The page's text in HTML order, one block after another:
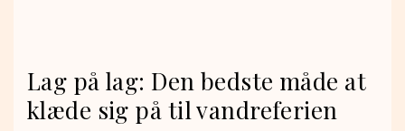
Lag på lag: Den bedste måde at
klæde sig på til vandreferien